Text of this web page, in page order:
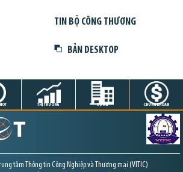
TIN BỘ CÔNG THƯƠNG
BẢN DESKTOP
THỊ TRƯỜNG DỰ ÁN CHỨNG KHOÁN
tâm Thông tin Công Nghiệp và Thương mại (VITIC)